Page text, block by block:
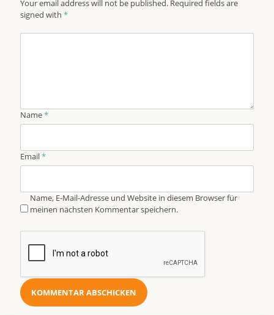
Your email address will not be published. Required fields are
signed with*
Name*
Email*
Name, E-Mail-Adresse und Website in diesem Browser für
meinen nächsten Kommentar speichern.